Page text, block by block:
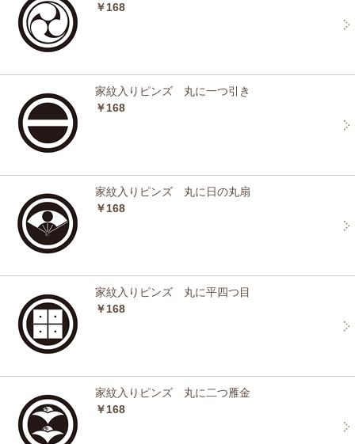
￥168
家紋入りピンズ 丸に一つ引き
￥168
家紋入りピンズ 丸に日の丸扇
￥168
家紋入りピンズ 丸に平四つ目
￥168
家紋入りピンズ 丸に二つ雁金
￥168